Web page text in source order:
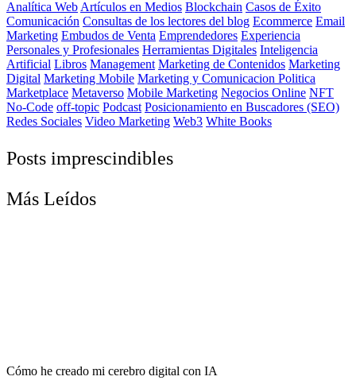
Analítica Web Artículos en Medios Blockchain Casos de Éxito
Comunicación Consultas de los lectores del blog Ecommerce Email
Marketing Embudos de Venta Emprendedores Experiencia
Personales y Profesionales Herramientas Digitales Inteligencia
Artificial Libros Management Marketing de Contenidos Marketing
Digital Marketing Mobile Marketing y Comunicacion Politica
Marketplace Metaverso Mobile Marketing Negocios Online NFT
No-Code off-topic Podcast Posicionamiento en Buscadores (SEO)
Redes Sociales Video Marketing Web3 White Books
Posts imprescindibles
Más Leídos
Cómo he creado mi cerebro digital con IA